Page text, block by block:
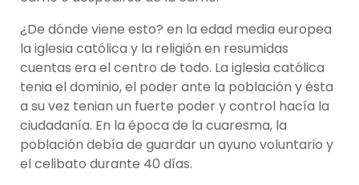
¿De dónde viene esto? en la edad media europea
la iglesia católica y la religión en resumidas
cuentas era el centro de todo. La iglesia católica
tenia el dominio, el poder ante la población y ésta
a su vez tenian un fuerte poder y control hacía la
ciudadanía. En la época de la cuaresma, la
población debía de guardar un ayuno voluntario y
el celibato durante 40 días.